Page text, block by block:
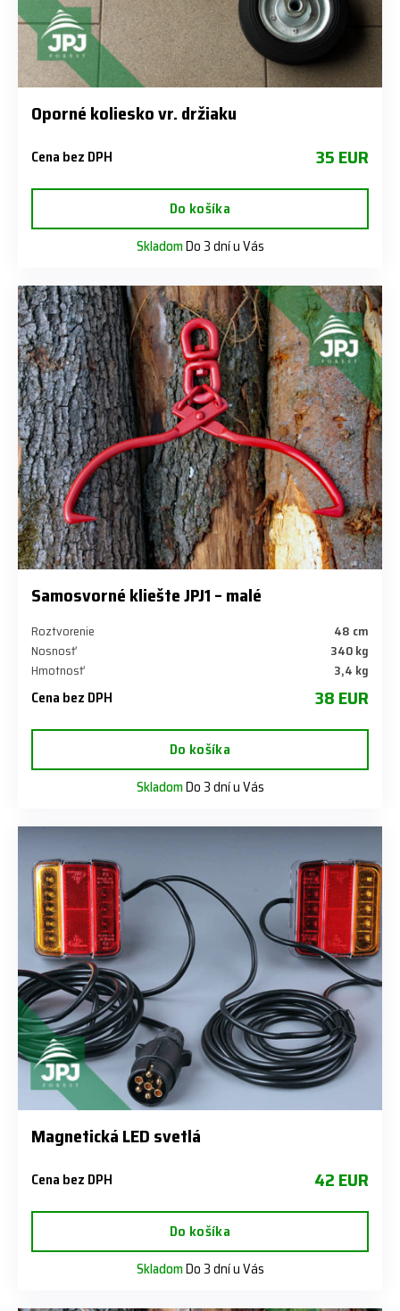
Oporné koliesko vr. držiaku
Cena bez DPH 35 EUR
Do košíka
SkladomDo 3 dní u Vás
Samosvorné kliešte JPJ1 – malé
Roztvorenie
48 cm
Nosnosť
340 kg
Hmotnosť
3,4 kg
Cena bez DPH 38 EUR
Do košíka
SkladomDo 3 dní u Vás
Magnetická LED svetlá
Cena bez DPH 42 EUR
Do košíka
SkladomDo 3 dní u Vás